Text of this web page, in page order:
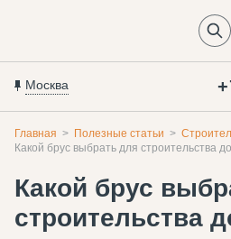
Москва
Главная Полезные статьи
Какой брус выбрать для строительства
Какой брус
строительства